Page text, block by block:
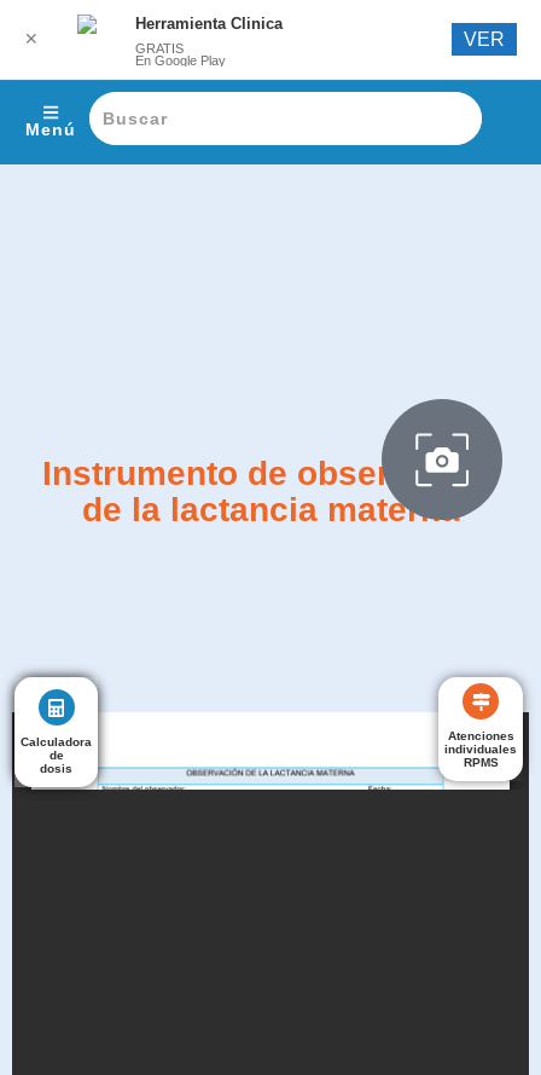
Menú
Instrumento de observación
de la lactancia materna
Calculadora
de
dosis
Calculadora
de
dosis
Atenciones
individuales
RPMS
✕
Herramienta Clinica
GRATIS
En Google Play
VER